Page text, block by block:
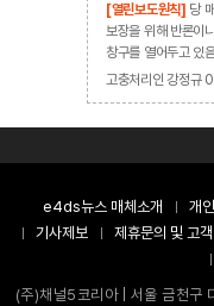
[열린보도원칙] 당
보장을 위해 반론이
창구를 열어두고 있
고충처리인 강정
e4ds뉴스 매체소개 개
기사제보
제휴문의 및 고
(주)채널5코리아 | 서울 금천구